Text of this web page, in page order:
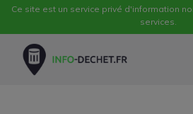
Ce site est un service privé d'information
services.